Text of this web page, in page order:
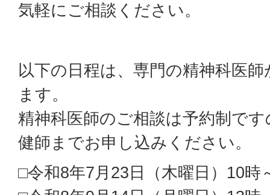
気軽にご相談ください。
以下の日程は、専門の精神科医
ます。
精神科医師のご相談は予約制で
健師までお申し込みください。
□令和8年7月23日（木曜日）10時